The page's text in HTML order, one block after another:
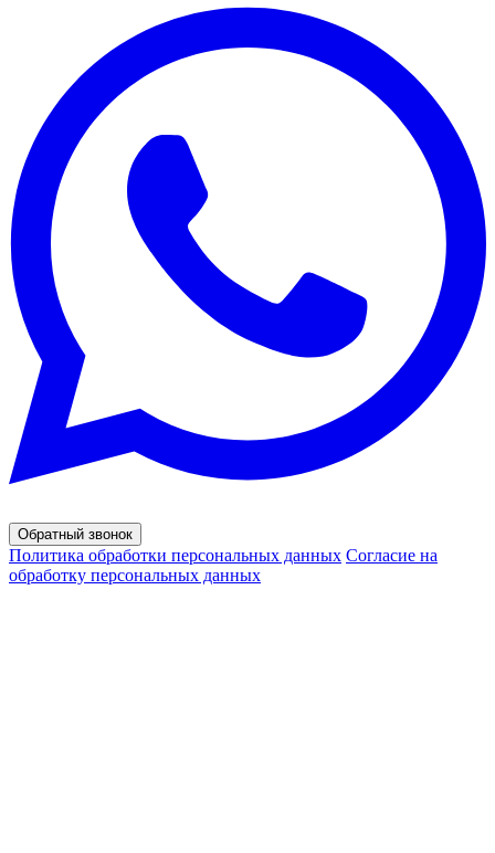
Обратный звонок
Политика обработки персональных данных Согласие на
обработку персональных данных